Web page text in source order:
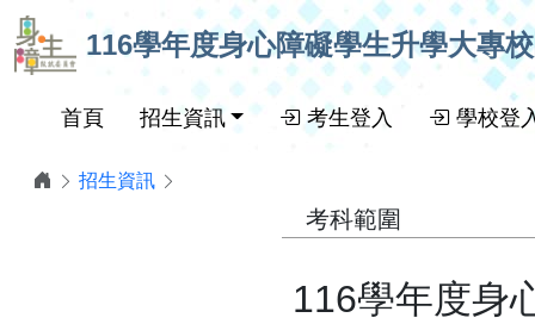
跳到主要內容
116學年度身心障礙學生升學大專
首頁 招生資訊 考生登入 學校登
招生資訊
考科範圍
116學年度身